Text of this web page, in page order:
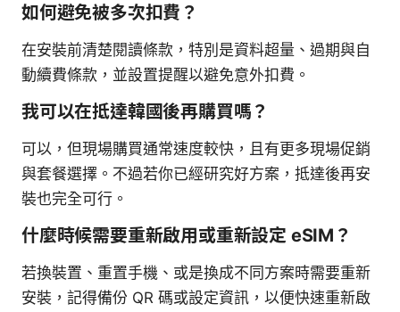
如何避免被多次扣費？
在安裝前清楚閱讀條款，特別是資料超量、過期與自
動續費條款，並設置提醒以避免意外扣費。
我可以在抵達韓國後再購買嗎？
可以，但現場購買通常速度較快，且有更多現場促銷
與套餐選擇。不過若你已經研究好方案，抵達後再安
裝也完全可行。
什麼時候需要重新啟用或重新設定 eSIM？
若換裝置、重置手機、或是換成不同方案時需要重新
安裝，記得備份 QR 碼或設定資訊，以便快速重新啟